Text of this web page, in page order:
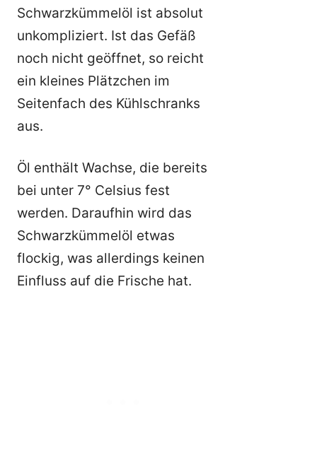
Schwarzkümmelöl ist absolut
unkompliziert. Ist das Gefäß
noch nicht geöffnet, so reicht
ein kleines Plätzchen im
Seitenfach des Kühlschranks
aus.
Öl enthält Wachse, die bereits
bei unter 7° Celsius fest
werden. Daraufhin wird das
Schwarzkümmelöl etwas
flockig, was allerdings keinen
Einfluss auf die Frische hat.